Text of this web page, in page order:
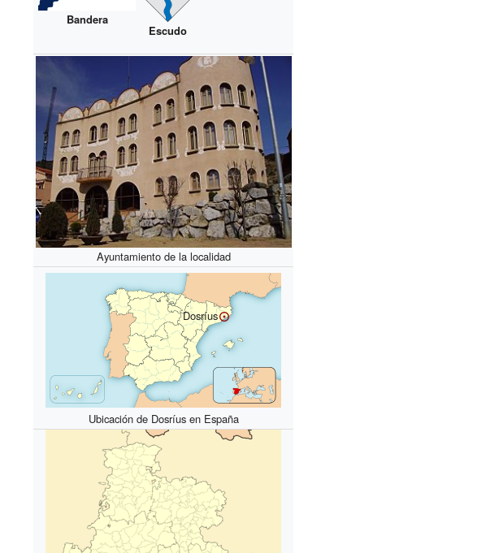
Bandera
Escudo
Ayuntamiento de la localidad
Dosríus
Ubicación de Dosríus en España